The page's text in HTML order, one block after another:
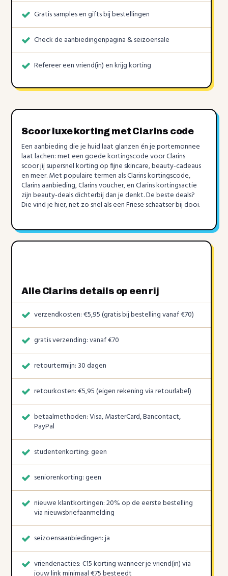
Gratis samples en gifts bij bestellingen
Check de aanbiedingenpagina & seizoensale
Refereer een vriend(in) en krijg korting
Scoor luxe korting met Clarins code
Een aanbieding die je huid laat glanzen én je portemonnee
laat lachen: met een goede kortingscode voor Clarins
scoor jij supersnel korting op fijne skincare, beauty-cadeaus
en meer. Met populaire termen als Clarins kortingscode,
Clarins aanbieding, Clarins voucher, en Clarins kortingsactie
zijn beauty-deals dichterbij dan je denkt. De beste deals?
Die vind je hier, net zo snel als een Friese schaatser bij dooi.
Alle Clarins details op een rij
verzendkosten: €5,95 (gratis bij bestelling vanaf €70)
gratis verzending: vanaf €70
retourtermijn: 30 dagen
retourkosten: €5,95 (eigen rekening via retourlabel)
betaalmethoden: Visa, MasterCard, Bancontact,
PayPal
studentenkorting: geen
seniorenkorting: geen
nieuwe klantkortingen: 20% op de eerste bestelling
via nieuwsbriefaanmelding
seizoensaanbiedingen: ja
vriendenacties: €15 korting wanneer je vriend(in) via